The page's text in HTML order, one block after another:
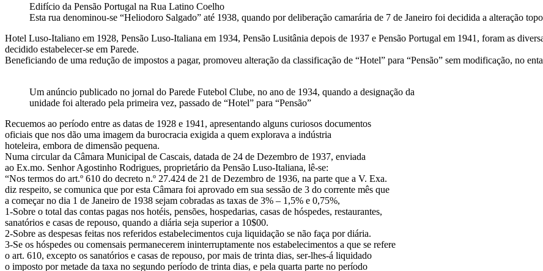
Edifício da Pensão Portugal na Rua Latino Coelho
Esta rua denominou-se “Heliodoro Salgado” até 1938, quando por deliberação camarária de 7 de Janeiro foi decidida a alteração
Hotel Luso-Italiano em 1928, Pensão Luso-Italiana em 1934, Pensão Lusitânia depois de 1937 e Pensão Portugal em 1941, foram as
decidido estabelecer-se em Parede.
Beneficiando de uma redução de impostos a pagar, promoveu alteração da classificação de “Hotel” para “Pensão” sem modificação, no
Um anúncio publicado no jornal do Parede Futebol Clube, no ano de 1934, quando a designação da
unidade foi alterado pela primeira vez, passado de “Hotel” para “Pensão”
Recuemos ao período entre as datas de 1928 e 1941, apresentando alguns curiosos documentos
oficiais que nos dão uma imagem da burocracia exigida a quem explorava a indústria
hoteleira, embora de dimensão pequena.
Numa circular da Câmara Municipal de Cascais, datada de 24 de Dezembro de 1937, enviada
ao Ex.mo. Senhor Agostinho Rodrigues, proprietário da Pensão Luso-Italiana, lê-se:
“Nos termos do art.º 610 do decreto n.º 27.424 de 21 de Dezembro de 1936, na parte que a V. Exa.
diz respeito, se comunica que por esta Câmara foi aprovado em sua sessão de 3 do corrente mês que
a começar no dia 1 de Janeiro de 1938 sejam cobradas as taxas de 3% – 1,5% e 0,75%,
1-Sobre o total das contas pagas nos hotéis, pensões, hospedarias, casas de hóspedes, restaurantes,
sanatórios e casas de repouso, quando a diária seja superior a 10$00.
2-Sobre as despesas feitas nos referidos estabelecimentos cuja liquidação se não faça por diária.
3-Se os hóspedes ou comensais permanecerem ininterruptamente nos estabelecimentos a que se refere
o art. 610, excepto os sanatórios e casas de repouso, por mais de trinta dias, ser-lhes-á liquidado
o imposto por metade da taxa no segundo período de trinta dias, e pela quarta parte no período